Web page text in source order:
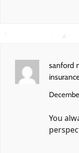
sanford
You